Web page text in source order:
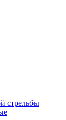
стрельбы